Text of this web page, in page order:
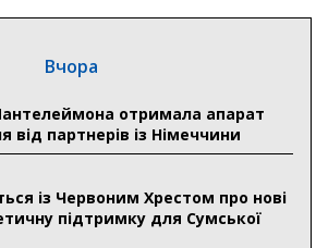
Вчора
отримала апарат
від партнерів із Німеччини
із Червоним Хрестом про нові
підтримку для Сумської